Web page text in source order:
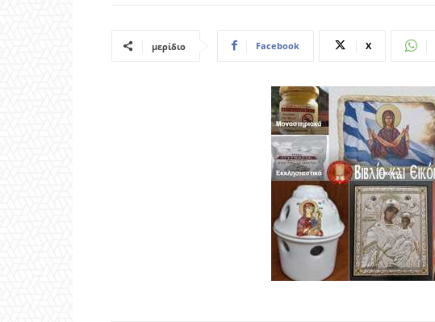
μερίδιο Facebook X